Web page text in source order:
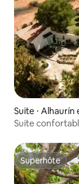
Suite ⋅ Alhaurín
Suite
Superhôte
Superhôte